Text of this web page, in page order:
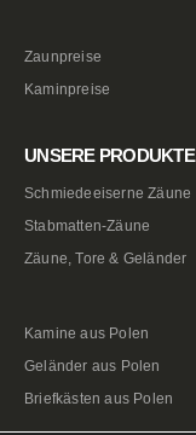
Zaunpreise
Kaminpreise
UNSERE PRODUKTE
Schmiedeeiserne Zäune
Stabmatten-Zäune
Zäune, Tore & Geländer
Kamine aus Polen
Geländer aus Polen
Briefkästen aus Polen